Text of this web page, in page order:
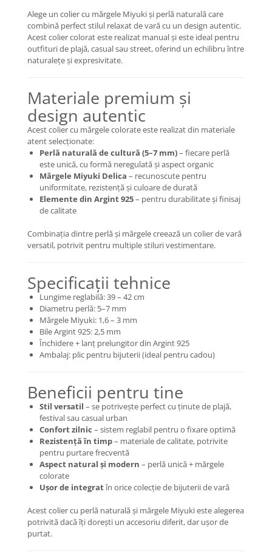
Coliere cu Stea
Coliere cu Soare
Coliere cu Semilună
Coliere cu Animale
Coliere cu Molecule
Coliere Diverse
BRĂȚĂRI
BRĂȚĂRI CU ȘNUR REGLABIL
Brățări din Aur cu șnur reglabil
Brățări din Argint cu șnur reglabil
BRĂȚĂRI CU PIETRE SEMIPREȚIOASE
Brățări din Aur cu pietre
semiprețioase
Brățări elastice cu pietre
semiprețioase
BRĂȚĂRI DE PICIOR
Brățări de picior din Aur
Brățări de picior din Argint
Coliere cu mărgele colorate și
Argint
Coliere cu pietre semiprețioase
Alege un colier cu mărgele Miyuki și perlă naturală care
combină perfect stilul relaxat de vară cu un design autentic.
Acest colier colorat este realizat manual și este ideal pentru
outfituri de plajă, casual sau street, oferind un echilibru între
naturalețe și expresivitate.
Materiale premium și
design autentic
Acest colier cu mărgele colorate este realizat din materiale
atent selecționate:
Perlă naturală de cultură (5–7 mm)– fiecare perlă
este unică, cu formă neregulată și aspect organic
Mărgele Miyuki Delica – recunoscute pentru
uniformitate, rezistență și culoare de durată
Elemente din Argint 925– pentru durabilitate și finisaj
de calitate
Combinația dintre perlă și mărgele creează un colier de vară
versatil, potrivit pentru multiple stiluri vestimentare.
Specificații tehnice
Lungime reglabilă: 39 – 42 cm
Diametru perlă: 5–7 mm
Mărgele Miyuki: 1,6 – 3 mm
Bile Argint 925: 2,5 mm
Închidere + lanț prelungitor din Argint 925
Ambalaj: plic pentru bijuterii (ideal pentru cadou)
Beneficii pentru tine
Stil versatil – se potrivește perfect cu ținute de plajă,
festival sau casual urban
Confort zilnic – sistem reglabil pentru o fixare optimă
Rezistență în timp– materiale de calitate, potrivite
pentru purtare frecventă
Aspect natural și modern – perlă unică + mărgele
colorate
Ușor de integratîn orice colecție de bijuterii de vară
Acest colier cu perlă naturală și mărgele Miyuki este alegerea
potrivită dacă îți dorești un accesoriu diferit, dar ușor de
purtat.